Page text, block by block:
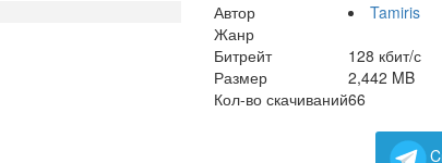
Автор
Tamiris
Жанр
Битрейт
128 кбит/с
Размер
2,442 MB
Кол-во скачиваний66